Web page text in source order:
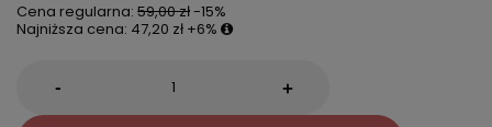
Cena regularna: 59,00 zł-15%
Najniższa cena: 47,20 zł +6%
- +